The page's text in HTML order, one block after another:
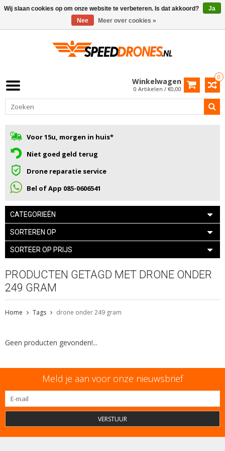
0
Winkelwagen
0 Artikelen / €0,00
Voor 15u, morgen in huis*
Niet goed geld terug
Drone reparatie service
Bel of App 085-0606541
CATEGORIEËN
SORTEREN OP
SORTEER OP PRIJS
PRODUCTEN GETAGD MET DRONE ONDER
249 GRAM
Home Tags drone onder 249 gram
Geen producten gevonden!...
Meld je aan voor onze nieuwsbrief
VERSTUUR
Wij slaan cookies op om onze website te verbeteren. Is dat akkoord?
Ja
Nee
Meer over cookies »